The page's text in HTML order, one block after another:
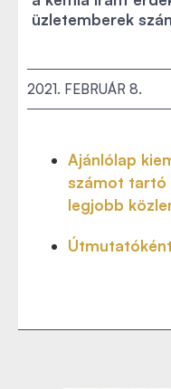
üzletemberek
2021. FEBRUÁR 8.
Ajánlólap
számot tartó
legjobb